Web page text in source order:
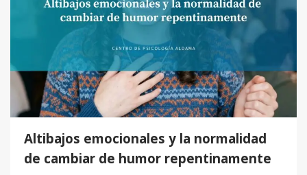
Altibajos emocionales y la normalidad
de cambiar de humor repentinamente